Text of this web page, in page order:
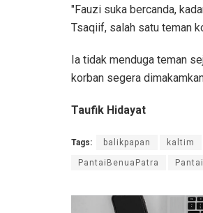
"Fauzi suka bercanda,
Tsaqiif, salah satu teman
Ia tidak menduga teman
korban segera
Taufik Hidayat
Tags: balikpapan kaltim
PantaiBenuaPatra